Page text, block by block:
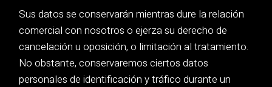
Sus datos se conservarán mientras dure la relación
comercial con nosotros o ejerza su derecho de
cancelación u oposición, o limitación al tratamiento.
No obstante, conservaremos ciertos datos
personales de identificación y tráfico durante un